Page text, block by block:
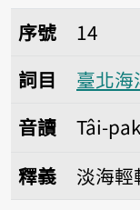
序號14臺北海
序號
14
詞目
臺北海
音讀
Tâi-
釋義 淡海輕